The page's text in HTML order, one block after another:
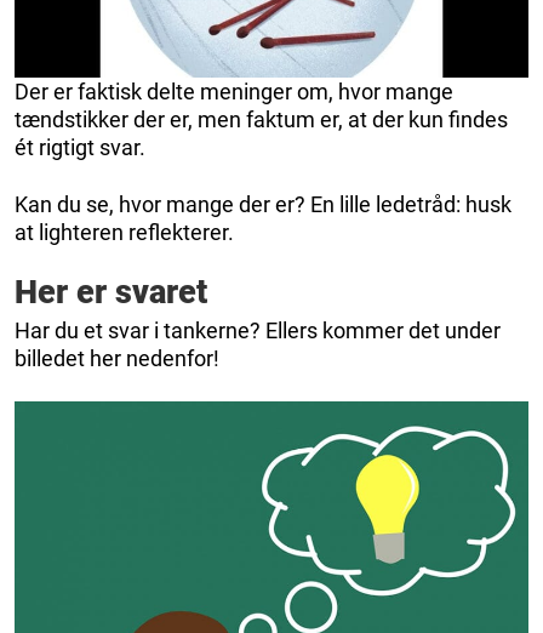
Der er faktisk delte meninger om, hvor mange
tændstikker der er, men faktum er, at der kun findes
ét rigtigt svar.
Kan du se, hvor mange der er? En lille ledetråd: husk
at lighteren reflekterer.
Her er svaret
Har du et svar i tankerne? Ellers kommer det under
billedet her nedenfor!